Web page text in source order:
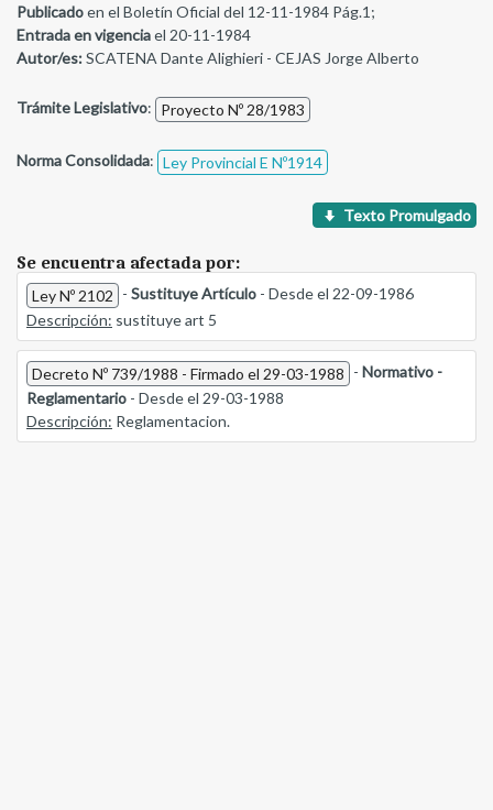
Publicadoen el Boletín Oficial del 12-11-1984 Pág.1;
Entrada en vigenciael 20-11-1984
Autor/es:SCATENA Dante Alighieri - CEJAS Jorge Alberto
Trámite Legislativo: Proyecto Nº 28/1983
Norma Consolidada: Ley Provincial E Nº1914
Texto Promulgado
Se encuentra afectada por:
Ley Nº 2102 - Sustituye Artículo - Desde el 22-09-1986
Descripción: sustituye art 5
Decreto Nº 739/1988 - Firmado el 29-03-1988 - Normativo -
Reglamentario - Desde el 29-03-1988
Descripción: Reglamentacion.